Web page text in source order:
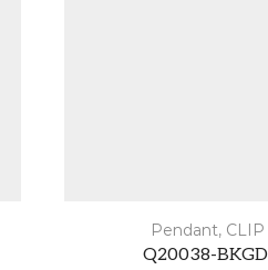
Pendant, CLIP
Q20038-BKGD